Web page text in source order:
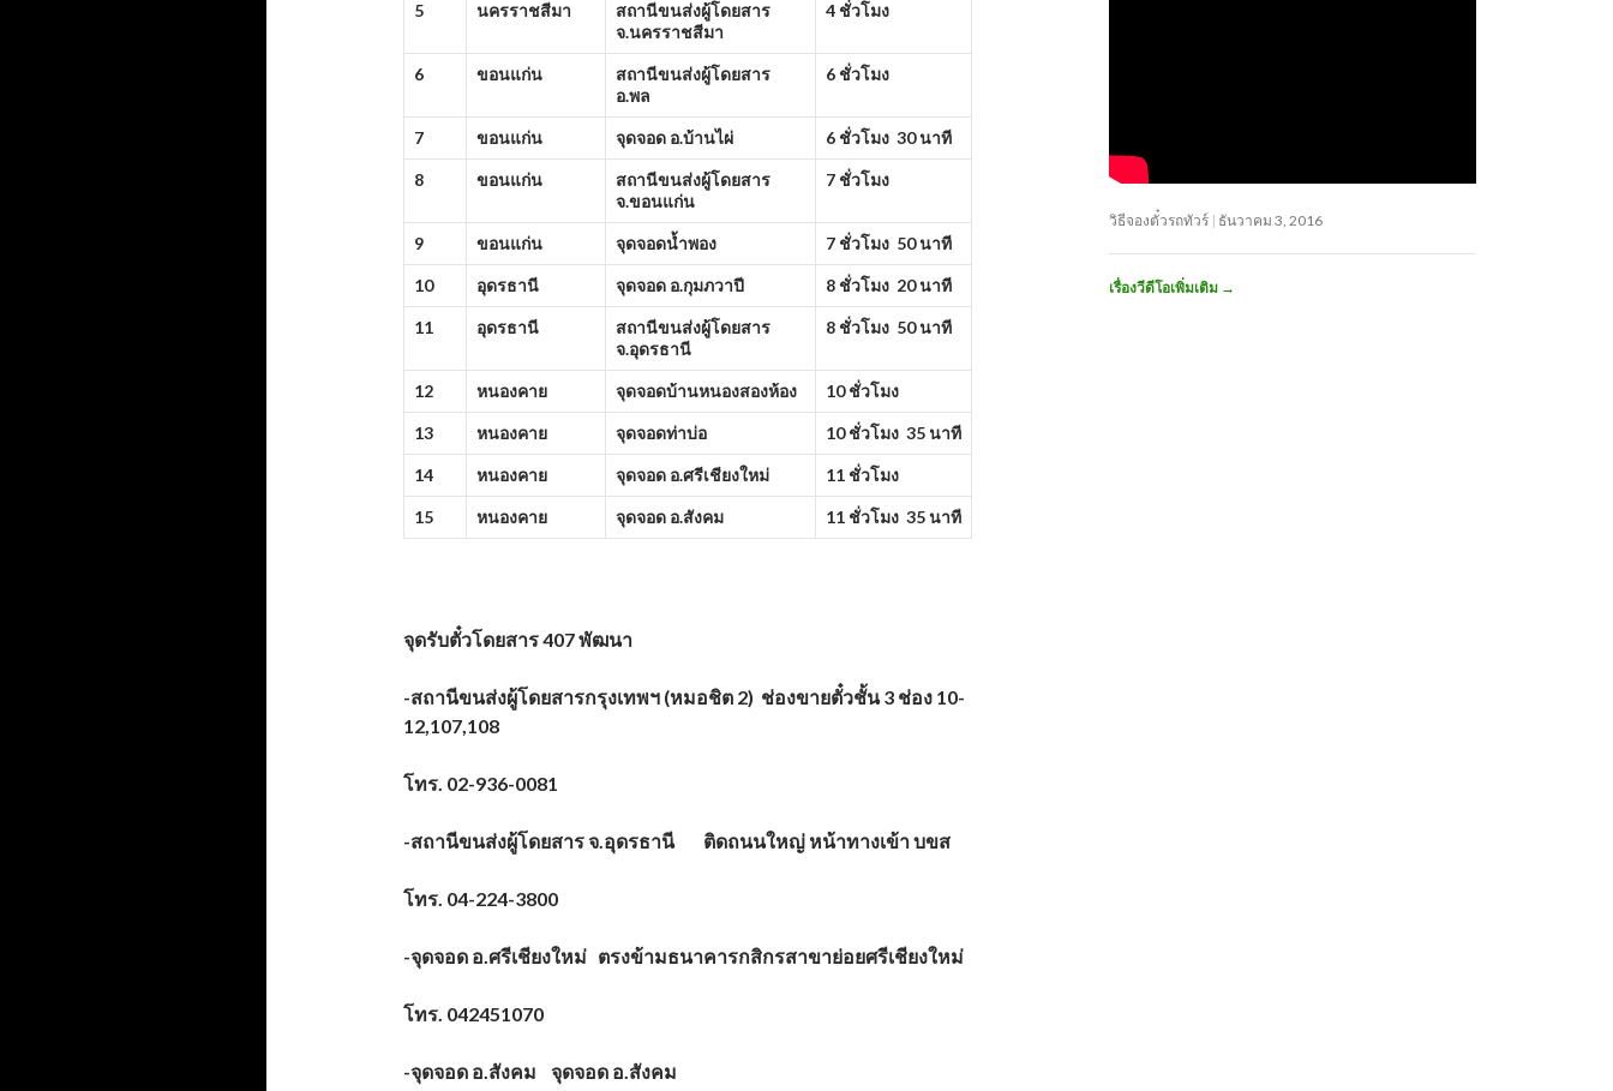
5 นครราชสีมา
สถานีขนส่งผู้โดยสาร
จ.นครราชสีมา
4 ชั่วโมง
6 ขอนแก่น
สถานีขนส่งผู้โดยสาร
อ.พล
6 ชั่วโมง
7 ขอนแก่น จุดจอด อ.บ้านไผ่ 6 ชั่วโมง 30 นาที
8 ขอนแก่น
สถานีขนส่งผู้โดยสาร
จ.ขอนแก่น
7 ชั่วโมง
9 ขอนแก่น จุดจอดน้ำพอง 7 ชั่วโมง 50 นาที
10 อุดรธานี จุดจอด อ.กุมภวาปี 8 ชั่วโมง 20 นาที
11 อุดรธานี
สถานีขนส่งผู้โดยสาร
จ.อุดรธานี
8 ชั่วโมง 50 นาที
12 หนองคาย จุดจอดบ้านหนองสองห้อง 10 ชั่วโมง
13 หนองคาย จุดจอดท่าบ่อ 10 ชั่วโมง 35 นาที
14 หนองคาย จุดจอด อ.ศรีเชียงใหม่ 11 ชั่วโมง
15 หนองคาย จุดจอด อ.สังคม 11 ชั่วโมง 35 นาที
จุดรับตั๋วโดยสาร407 พัฒนา
-สถานีขนส่งผู้โดยสารกรุงเทพฯ (หมอชิต 2) ช่องขายตั๋วชั้น 3 ช่อง 10-
12,107,108
โทร. 02-936-0081
-สถานีขนส่งผู้โดยสาร จ.อุดรธานี ติดถนนใหญ่ หน้าทางเข้า บขส
โทร. 04-224-3800
-จุดจอด อ.ศรีเชียงใหม่ ตรงข้ามธนาคารกสิกรสาขาย่อยศรีเชียงใหม่
โทร. 042451070
-จุดจอด อ.สังคม จุดจอด อ.สังคม
วิธีจองตั๋วรถทัวร์ ธันวาคม 3, 2016
เรื่องวีดีโอเพิ่มเติม →